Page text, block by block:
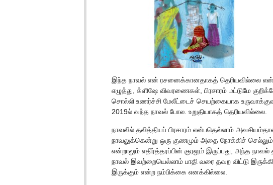
இந்த நாவல் என் ரசனைக்கானதாகத் தெரியவில்லை
எழுத்து, க்ளிஷே‌ விவரணைகள், பிரசாரம் மட்டுமே
சொல்லி உணர்ச்சி மேலீட்டைச் செயற்கையாக
2019ல் வந்த நாவல் போல. உறுதியாகத் தெரியவில்லை.
நாவலில் தலித்தியப் பிரசாரம் என்பதெல்லாம்
நாவலுக்கென்று ஒரு குணமும் அதை நோக்கிச்
என்றாலும் எதிர்த்தரப்பின் குரலும் இருப்பது, அந்த
நாவல் இவற்றையெல்லாம் பாதி வரை தவற விட்டு
இருக்கும் என்ற நம்பிக்கை எனக்கில்லை.